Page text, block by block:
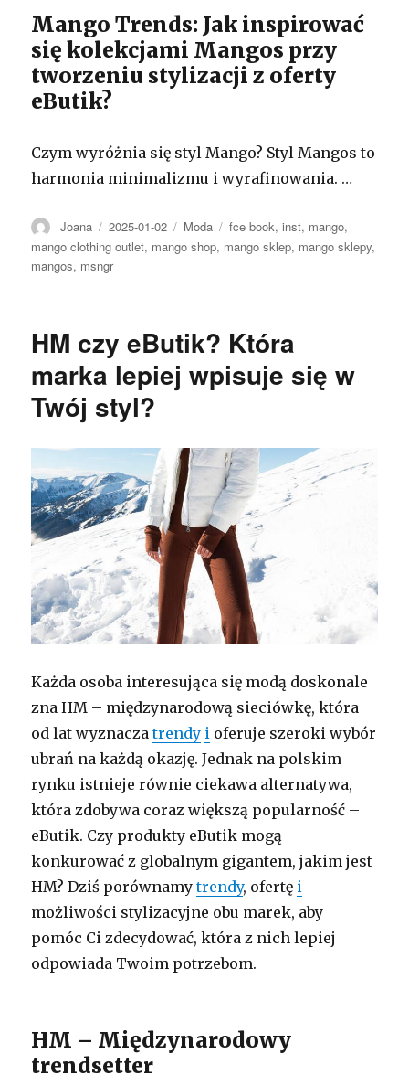
Mango Trends: Jak inspirować
się kolekcjami Mangos przy
tworzeniu stylizacji z oferty
eButik?
Czym wyróżnia się styl Mango? Styl Mangos to
harmonia minimalizmu i wyrafinowania. …
Autor
Joana Opublikowano
2025-01-02 Kategorie
Moda Tagi
fce book,inst, mango,
mango clothing outlet, mango shop, mango sklep, mango sklepy,
mangos, msngr
HM czy eButik? Która
marka lepiej wpisuje się w
Twój styl?
Każda osoba interesująca się modą doskonale
zna HM – międzynarodową sieciówkę, która
od lat wyznaczatrendy i oferuje szeroki wybór
ubrań na każdą okazję. Jednak na polskim
rynku istnieje równie ciekawa alternatywa,
która zdobywa coraz większą popularność –
eButik. Czy produkty eButik mogą
konkurować z globalnym gigantem, jakim jest
HM? Dziś porównamytrendy, ofertę i
możliwości stylizacyjne obu marek, aby
pomóc Ci zdecydować, która z nich lepiej
odpowiada Twoim potrzebom.
HM – Międzynarodowy
trendsetter